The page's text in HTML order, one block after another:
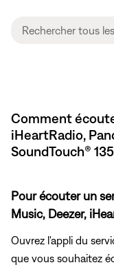
Comment
iHeartRadio,
SoundTouch®
Pour écouter un
Music, Deezer,
Ouvrez l'appli du
que vous souhaitez